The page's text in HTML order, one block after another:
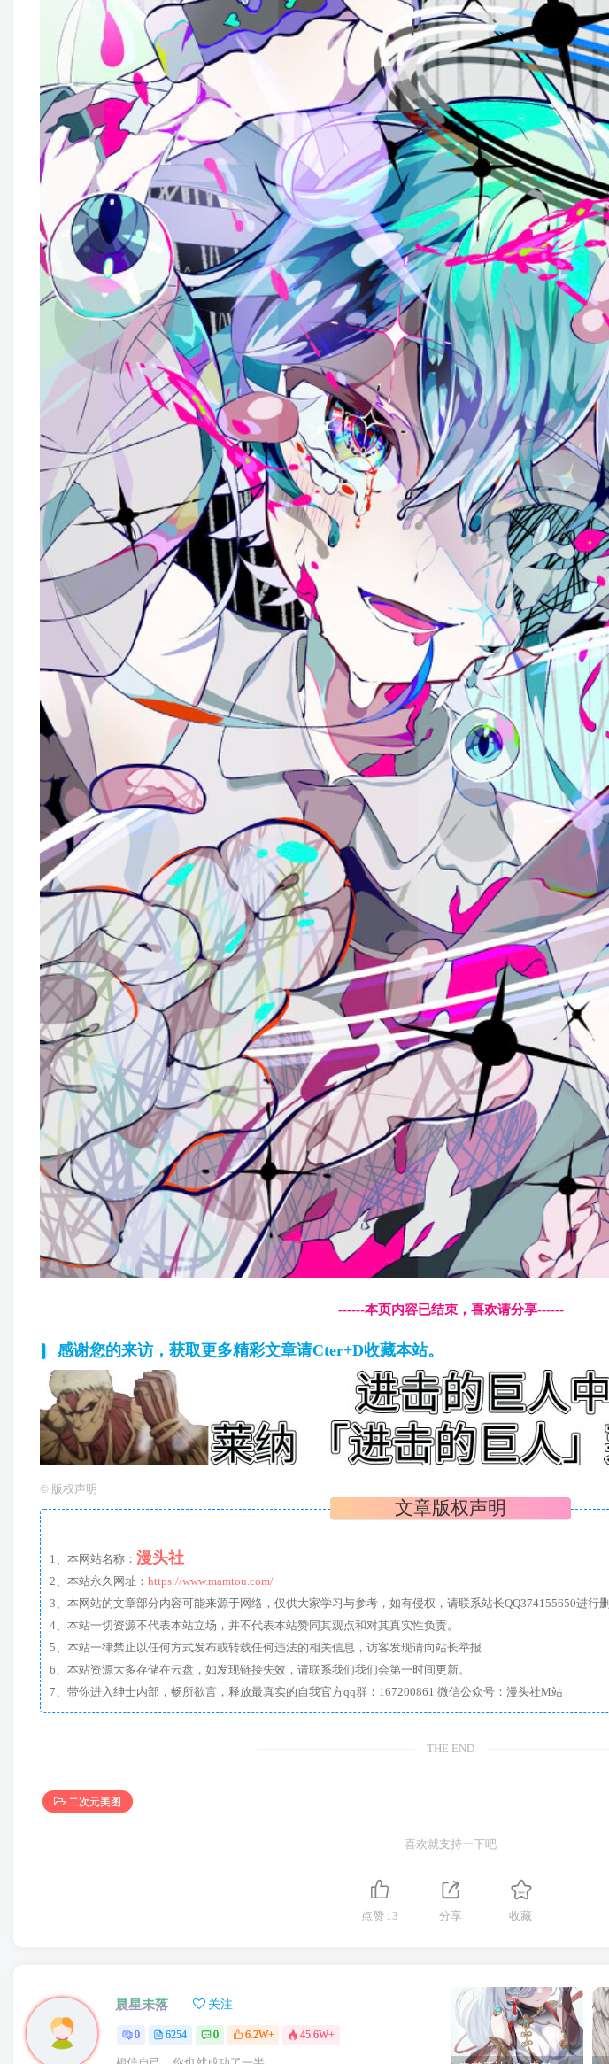
------本页内容已结束，喜欢请分享------
感谢您的来访，获取更多精彩文章请Cter+D收藏本站。
© 版权声明
文章版权声明
1、本网站名称： 漫头社
2、本站永久网址： https://www.mamtou.com/
3、本网站的文章部分内容可能来源于网络，仅供大家学习与参考，如有侵权，请联系站长QQ374155650进行删
4、本站一切资源不代表本站立场，并不代表本站赞同其观点和对其真实性负责。
5、本站一律禁止以任何方式发布或转载任何违法的相关信息，访客发现请向站长举报
6、本站资源大多存储在云盘，如发现链接失效，请联系我们我们会第一时间更新。
7、带你进入绅士内部，畅所欲言，释放最真实的自我官方qq群：167200861 微信公众号：漫头社M站
THE END
二次元美图
喜欢就支持一下吧
点赞 13 分享 收藏
晨星未落 关注
0 6254 0 6.2W+ 45.6W+